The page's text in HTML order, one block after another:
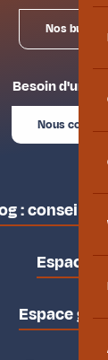
Nos bureaux
Besoin d'un
Nous
: conseils
Espace
Espace